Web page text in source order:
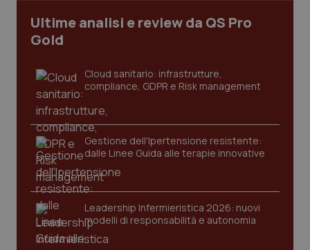
Ultime analisi e review da QS Pro
Gold
Cloud sanitario: infrastrutture,
compliance, GDPR e Risk management
Gestione dell'Ipertensione resistente:
dalle Linee Guida alle terapie innovative
Leadership Infermieristica 2026: nuovi
modelli di responsabilità e autonomia
CookieScriptConsent
CookieScript
www.quotidianosanita.it